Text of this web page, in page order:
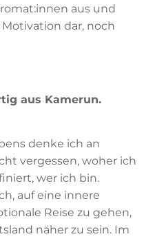
aus und
dar, noch
aus Kamerun.
denke ich an
vergessen, woher ich
wer ich bin.
auf eine innere
Reise zu gehen,
näher zu sein. Im